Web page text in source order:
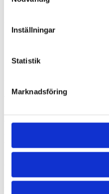
Inställningar
Statistik
Marknadsföring
kallt vatten. Den ska
Miljö
kan användas igen och igen.
tvättas för hand och därmed
Tyget tillverkas, färgas och
av miljövänliga metoder och
Förpackningen är av RPET
Terephthalate). Detta innebär
koldioxidavtryck. Materialet